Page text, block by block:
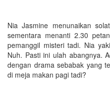
Nia Jasmine menunaikan
sementara menanti 2.30
pemanggil misteri tadi. Nia
Nuh. Pasti ini ulah abangnya.
dengan drama sebabak yang
di meja makan pagi tadi?